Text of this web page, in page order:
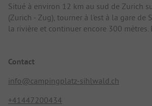
Situé à environ 12 km au sud de Zurich
(Zurich - Zug), tourner à l'est à la gare de
la rivière et continuer encore 300 mètres.
Contact
info@campingplatz-sihlwald.ch
+41447200434